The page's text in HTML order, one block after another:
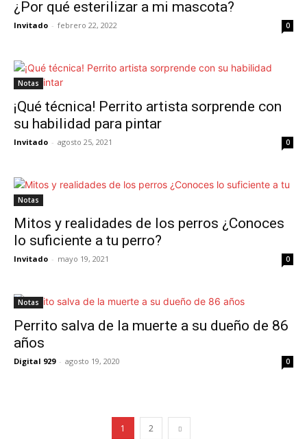
¿Por qué esterilizar a mi mascota?
Invitado - febrero 22, 2022 0
Notas
¡Qué técnica! Perrito artista sorprende con
su habilidad para pintar
Invitado - agosto 25, 2021 0
Notas
Mitos y realidades de los perros ¿Conoces
lo suficiente a tu perro?
Invitado - mayo 19, 2021 0
Notas
Perrito salva de la muerte a su dueño de 86
años
Digital 929 - agosto 19, 2020 0
1 2